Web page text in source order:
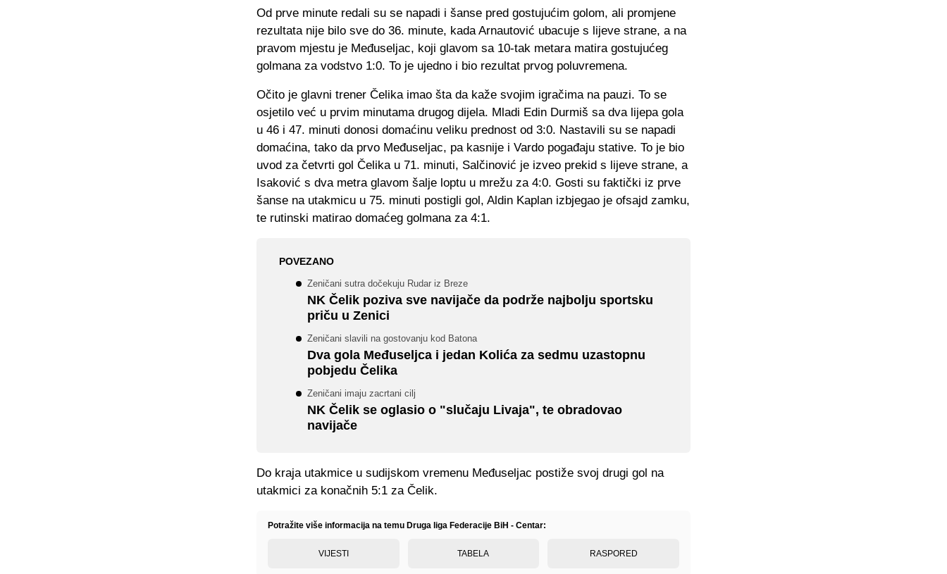
Od prve minute redali su se napadi i šanse pred gostujućim golom, ali promjene
rezultata nije bilo sve do 36. minute, kada Arnautović ubacuje s lijeve strane, a na
pravom mjestu je Međuseljac, koji glavom sa 10-tak metara matira gostujućeg
golmana za vodstvo 1:0. To je ujedno i bio rezultat prvog poluvremena.
Očito je glavni trener Čelika imao šta da kaže svojim igračima na pauzi. To se
osjetilo već u prvim minutama drugog dijela. Mladi Edin Durmiš sa dva lijepa gola
u 46 i 47. minuti donosi domaćinu veliku prednost od 3:0. Nastavili su se napadi
domaćina, tako da prvo Međuseljac, pa kasnije i Vardo pogađaju stative. To je bio
uvod za četvrti gol Čelika u 71. minuti, Salčinović je izveo prekid s lijeve strane, a
Isaković s dva metra glavom šalje loptu u mrežu za 4:0. Gosti su faktički iz prve
šanse na utakmicu u 75. minuti postigli gol, Aldin Kaplan izbjegao je ofsajd zamku,
te rutinski matirao domaćeg golmana za 4:1.
POVEZANO
Zeničani sutra dočekuju Rudar iz Breze
NK Čelik poziva sve navijače da podrže najbolju sportsku
priču u Zenici
Zeničani slavili na gostovanju kod Batona
Dva gola Međuseljca i jedan Kolića za sedmu uzastopnu
pobjedu Čelika
Zeničani imaju zacrtani cilj
NK Čelik se oglasio o "slučaju Livaja", te obradovao
navijače
Do kraja utakmice u sudijskom vremenu Međuseljac postiže svoj drugi gol na
utakmici za konačnih 5:1 za Čelik.
Potražite više informacija na temu Druga liga Federacije BiH - Centar:
VIJESTI TABELA RASPORED